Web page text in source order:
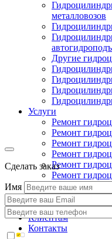
металловозов
Другие
Услуги
Ремонт
Ремонт
Ремонт
Ремонт
Ремонт
Ремонт
Ремонт
Ремонт
Производство
Клиентам
Контакты
Сделать заказ
Имя